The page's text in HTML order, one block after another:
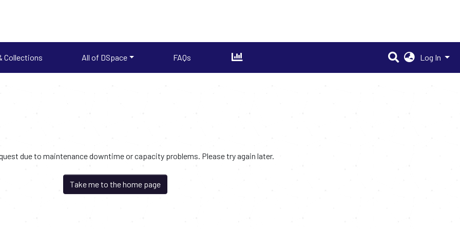
Collections All of DSpace FAQs Log In
due to maintenance downtime or capacity problems. Please try again later.
Take me to the home page